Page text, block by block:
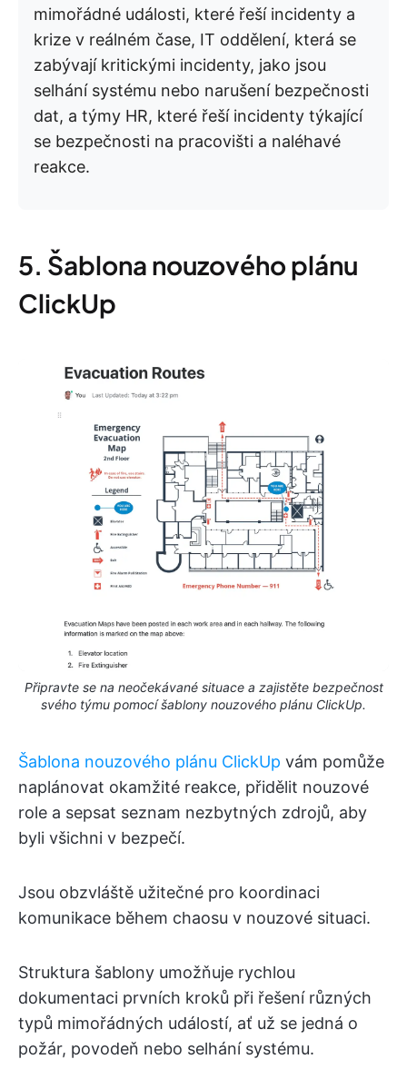
mimořádné události, které řeší incidenty a
krize v reálném čase, IT oddělení, která se
zabývají kritickými incidenty, jako jsou
selhání systému nebo narušení bezpečnosti
dat, a týmy HR, které řeší incidenty týkající
se bezpečnosti na pracovišti a naléhavé
reakce.
5. Šablona nouzového plánu
ClickUp
Připravte se na neočekávané situace a zajistěte bezpečnost
svého týmu pomocí šablony nouzového plánu ClickUp.
Šablona nouzového plánu ClickUp vám pomůže
naplánovat okamžité reakce, přidělit nouzové
role a sepsat seznam nezbytných zdrojů, aby
byli všichni v bezpečí.
Jsou obzvláště užitečné pro koordinaci
komunikace během chaosu v nouzové situaci.
Struktura šablony umožňuje rychlou
dokumentaci prvních kroků při řešení různých
typů mimořádných událostí, ať už se jedná o
požár, povodeň nebo selhání systému.